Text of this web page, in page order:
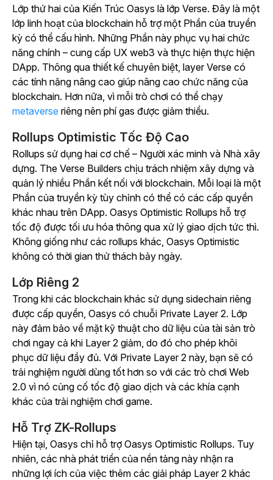
Lớp thứ hai của Kiến Trúc Oasys là lớp Verse. Đây là một
lớp linh hoạt của blockchain hỗ trợ một Phần của truyền
kỳ có thể cấu hình. Những Phần này phục vụ hai chức
năng chính – cung cấp UX web3 và thực hiện thực hiện
DApp. Thông qua thiết kế chuyên biệt, layer Verse có
các tính năng nâng cao giúp nâng cao chức năng của
blockchain. Hơn nữa, vì mỗi trò chơi có thể chạy
metaverse riêng nên phí gas được giảm thiểu.
Rollups Optimistic Tốc Độ Cao
Rollups sử dụng hai cơ chế – Người xác minh và Nhà xây
dựng. The Verse Builders chịu trách nhiệm xây dựng và
quản lý nhiều Phần kết nối với blockchain. Mỗi loại là một
Phần của truyền kỳ tùy chỉnh có thể có các cấp quyền
khác nhau trên DApp. Oasys Optimistic Rollups hỗ trợ
tốc độ được tối ưu hóa thông qua xử lý giao dịch tức thì.
Không giống như các rollups khác, Oasys Optimistic
không có thời gian thử thách bảy ngày.
Lớp Riêng 2
Trong khi các blockchain khác sử dụng sidechain riêng
được cấp quyền, Oasys có chuỗi Private Layer 2. Lớp
này đảm bảo về mặt kỹ thuật cho dữ liệu của tài sản trò
chơi ngay cả khi Layer 2 giảm, do đó cho phép khôi
phục dữ liệu đầy đủ. Với Private Layer 2 này, bạn sẽ có
trải nghiệm người dùng tốt hơn so với các trò chơi Web
2.0 vì nó củng cố tốc độ giao dịch và các khía cạnh
khác của trải nghiệm chơi game.
Hỗ Trợ ZK-Rollups
Hiện tại, Oasys chỉ hỗ trợ Oasys Optimistic Rollups. Tuy
nhiên, các nhà phát triển của nền tảng này nhận ra
những lợi ích của việc thêm các giải pháp Layer 2 khác